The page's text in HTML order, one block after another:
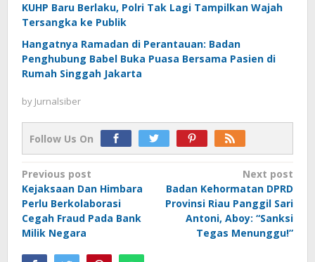
KUHP Baru Berlaku, Polri Tak Lagi Tampilkan Wajah
Tersangka ke Publik
Hangatnya Ramadan di Perantauan: Badan
Penghubung Babel Buka Puasa Bersama Pasien di
Rumah Singgah Jakarta
by Jurnalsiber
Follow Us On
Post
navigation
Previous post
Kejaksaan Dan Himbara
Perlu Berkolaborasi
Cegah Fraud Pada Bank
Milik Negara
Next post
Badan Kehormatan DPRD
Provinsi Riau Panggil Sari
Antoni, Aboy: “Sanksi
Tegas Menunggu!”